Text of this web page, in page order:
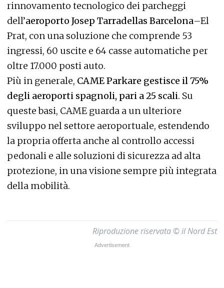
rinnovamento tecnologico dei parcheggi
dell’aeroporto Josep Tarradellas Barcelona–El
Prat, con una soluzione che comprende 53
ingressi, 60 uscite e 64 casse automatiche per
oltre 17.000 posti auto.
Più in generale, CAME Parkare gestisce il 75%
degli aeroporti spagnoli, pari a 25 scali. Su
queste basi, CAME guarda a un ulteriore
sviluppo nel settore aeroportuale, estendendo
la propria offerta anche al controllo accessi
pedonali e alle soluzioni di sicurezza ad alta
protezione, in una visione sempre più integrata
della mobilità.
Riproduzione riservata © il Nord Est